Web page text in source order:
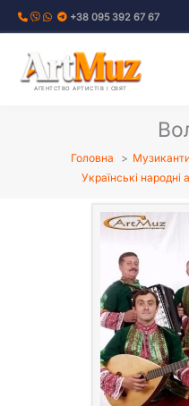
Перейти
+38 095 392 67 67
АГЕНТСТВО АРТИСТІВ І СВЯТ
Головна
Українські народні